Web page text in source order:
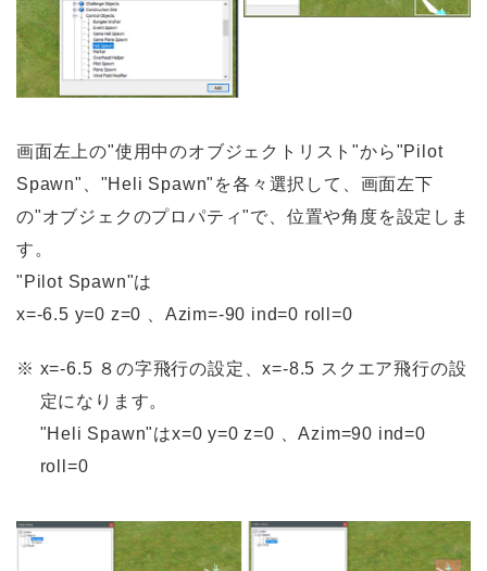
画面左上の"使用中のオブジェクトリスト"から"Pilot
Spawn"、"Heli Spawn"を各々選択して、画面左下
の"オブジェクのプロパティ"で、位置や角度を設定しま
す。
"Pilot Spawn"は
x=-6.5 y=0 z=0 、Azim=-90 ind=0 roll=0
※ x=-6.5 ８の字飛行の設定、x=-8.5 スクエア飛行の設
定になります。
"Heli Spawn"はx=0 y=0 z=0 、Azim=90 ind=0
roll=0